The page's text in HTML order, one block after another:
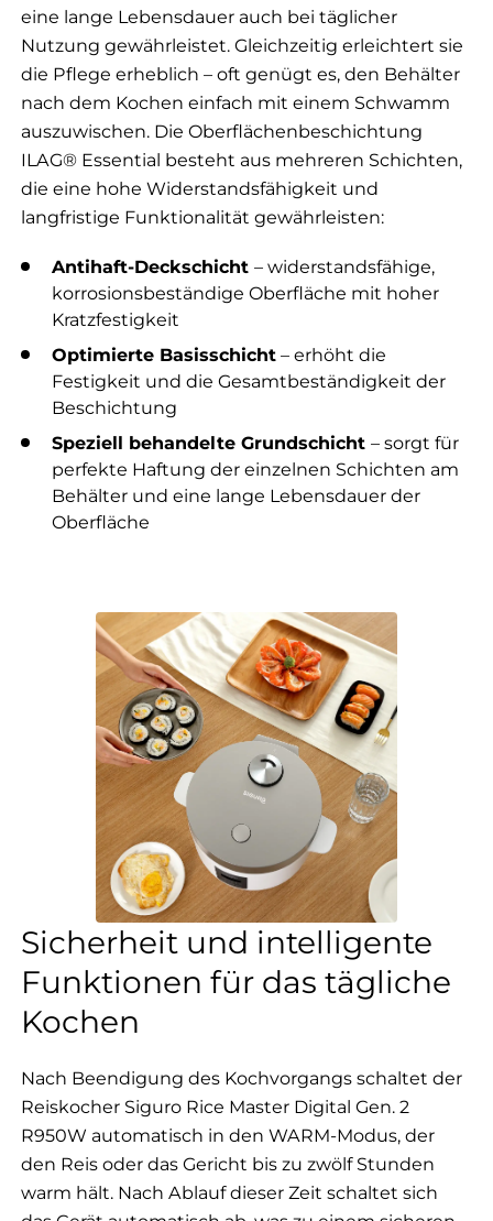
eine lange Lebensdauer auch bei täglicher
Nutzung gewährleistet. Gleichzeitig erleichtert sie
die Pflege erheblich – oft genügt es, den Behälter
nach dem Kochen einfach mit einem Schwamm
auszuwischen. Die Oberflächenbeschichtung
ILAG® Essential besteht aus mehreren Schichten,
die eine hohe Widerstandsfähigkeit und
langfristige Funktionalität gewährleisten:
Antihaft-Deckschicht – widerstandsfähige,
korrosionsbeständige Oberfläche mit hoher
Kratzfestigkeit
Optimierte Basisschicht – erhöht die
Festigkeit und die Gesamtbeständigkeit der
Beschichtung
Speziell behandelte Grundschicht – sorgt für
perfekte Haftung der einzelnen Schichten am
Behälter und eine lange Lebensdauer der
Oberfläche
Sicherheit und intelligente
Funktionen für das tägliche
Kochen
Nach Beendigung des Kochvorgangs schaltet der
Reiskocher Siguro Rice Master Digital Gen. 2
R950W automatisch in den WARM-Modus, der
den Reis oder das Gericht bis zu zwölf Stunden
warm hält. Nach Ablauf dieser Zeit schaltet sich